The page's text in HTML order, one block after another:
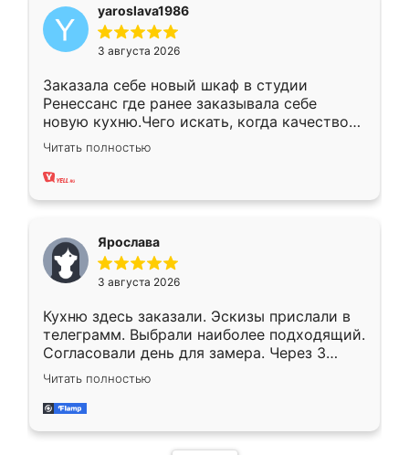
yaroslava1986
3 августа 2026
Заказала себе новый шкаф в студии
Ренессанс где ранее заказывала себе
новую кухню.Чего искать, когда качеством
вполне довольна. Служит кухня уже почти
два года, нареканий нет.
Читать полностью
Ярослава
3 августа 2026
Кухню здесь заказали. Эскизы прислали в
телеграмм. Выбрали наиболее подходящий.
Согласовали день для замера. Через 3
недели кухня была уже готова. Остались
довольны работой. Спасибо Ренессанс
мебель за качественную работу!
Читать полностью